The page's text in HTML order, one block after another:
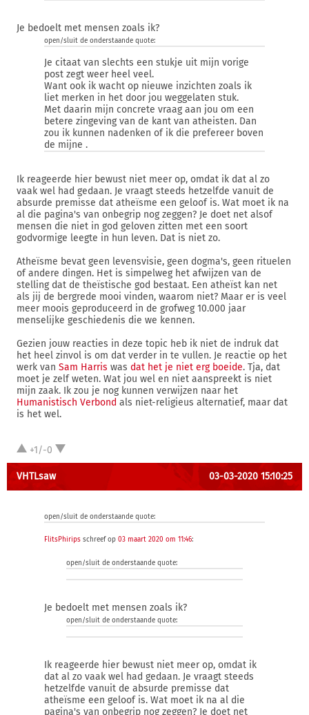
Je bedoelt met mensen zoals ik?
open/sluit de onderstaande quote:
Je citaat van slechts een stukje uit mijn vorige
post zegt weer heel veel.
Want ook ik wacht op nieuwe inzichten zoals ik
liet merken in het door jou weggelaten stuk.
Met daarin mijn concrete vraag aan jou om een
betere zingeving van de kant van atheisten. Dan
zou ik kunnen nadenken of ik die prefereer boven
de mijne .
Ik reageerde hier bewust niet meer op, omdat ik dat al zo
vaak wel had gedaan. Je vraagt steeds hetzelfde vanuit de
absurde premisse dat atheïsme een geloof is. Wat moet ik na
al die pagina's van onbegrip nog zeggen? Je doet net alsof
mensen die niet in god geloven zitten met een soort
godvormige leegte in hun leven. Dat is niet zo.
Atheïsme bevat geen levensvisie, geen dogma's, geen rituelen
of andere dingen. Het is simpelweg het afwijzen van de
stelling dat de theïstische god bestaat. Een atheïst kan net
als jij de bergrede mooi vinden, waarom niet? Maar er is veel
meer moois geproduceerd in de grofweg 10.000 jaar
menselijke geschiedenis die we kennen.
Gezien jouw reacties in deze topic heb ik niet de indruk dat
het heel zinvol is om dat verder in te vullen. Je reactie op het
werk van Sam Harris was dat het je niet erg boeide. Tja, dat
moet je zelf weten. Wat jou wel en niet aanspreekt is niet
mijn zaak. Ik zou je nog kunnen verwijzen naar het
Humanistisch Verbond als niet-religieus alternatief, maar dat
is het wel.
+1/-0
VHTLsaw 03-03-2020 15:10:25
open/sluit de onderstaande quote:
FlitsPhirips schreef op 03 maart 2020 om 11:46:
open/sluit de onderstaande quote:
Je bedoelt met mensen zoals ik?
open/sluit de onderstaande quote:
Ik reageerde hier bewust niet meer op, omdat ik
dat al zo vaak wel had gedaan. Je vraagt steeds
hetzelfde vanuit de absurde premisse dat
atheïsme een geloof is. Wat moet ik na al die
pagina's van onbegrip nog zeggen? Je doet net